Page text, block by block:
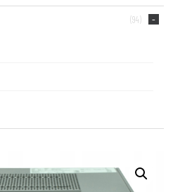
(94)